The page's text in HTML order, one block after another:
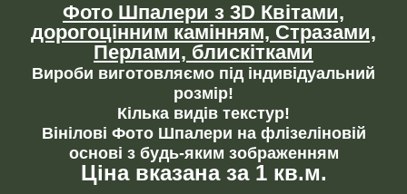
Фото Шпалери з 3D Квітами,
дорогоцінним камінням, Стразами,
Перлами, блискітками
Вироби виготовляємо під індивідуальний
розмір!
Кілька видів текстур!
Вінілові Фото Шпалери на флізеліновій
основі з будь-яким зображенням
Ціна вказана за 1 кв.м.